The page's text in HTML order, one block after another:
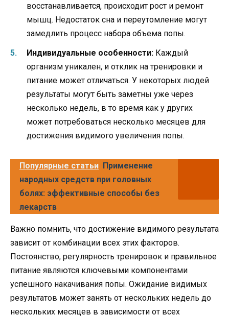
восстанавливается, происходит рост и ремонт
мышц. Недостаток сна и переутомление могут
замедлить процесс набора объема попы.
Индивидуальные особенности: Каждый
организм уникален, и отклик на тренировки и
питание может отличаться. У некоторых людей
результаты могут быть заметны уже через
несколько недель, в то время как у других
может потребоваться несколько месяцев для
достижения видимого увеличения попы.
Популярные статьи Применение
народных средств при головных
болях: эффективные способы без
лекарств
Важно помнить, что достижение видимого результата
зависит от комбинации всех этих факторов.
Постоянство, регулярность тренировок и правильное
питание являются ключевыми компонентами
успешного накачивания попы. Ожидание видимых
результатов может занять от нескольких недель до
нескольких месяцев в зависимости от всех